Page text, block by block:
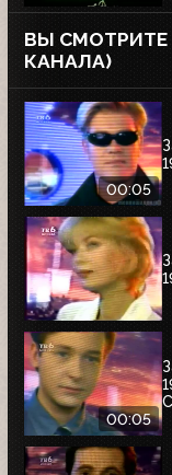
ВЫ СМОТРИТЕ
КАНАЛА)
00:05
00:05